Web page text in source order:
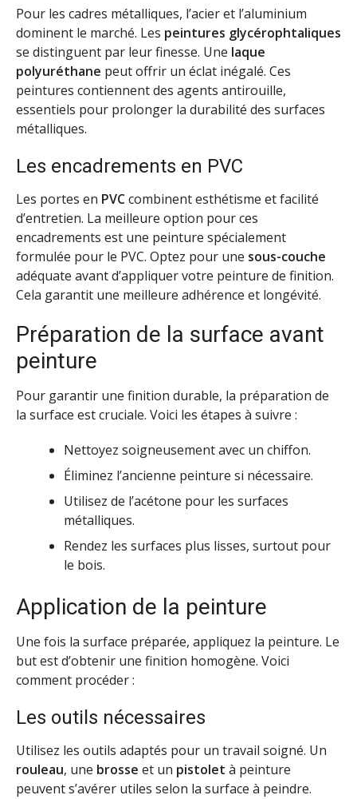
Pour les cadres métalliques, l’acier et l’aluminium
dominent le marché. Les peintures glycérophtaliques
se distinguent par leur finesse. Une laque
polyuréthane peut offrir un éclat inégalé. Ces
peintures contiennent des agents antirouille,
essentiels pour prolonger la durabilité des surfaces
métalliques.
Les encadrements en PVC
Les portes en PVCcombinent esthétisme et facilité
d’entretien. La meilleure option pour ces
encadrements est une peinture spécialement
formulée pour le PVC. Optez pour une sous-couche
adéquate avant d’appliquer votre peinture de finition.
Cela garantit une meilleure adhérence et longévité.
Préparation de la surface avant
peinture
Pour garantir une finition durable, la préparation de
la surface est cruciale. Voici les étapes à suivre :
Nettoyez soigneusement avec un chiffon.
Éliminez l’ancienne peinture si nécessaire.
Utilisez de l’acétone pour les surfaces
métalliques.
Rendez les surfaces plus lisses, surtout pour
le bois.
Application de la peinture
Une fois la surface préparée, appliquez la peinture. Le
but est d’obtenir une finition homogène. Voici
comment procéder :
Les outils nécessaires
Utilisez les outils adaptés pour un travail soigné. Un
rouleau, une brosse et un pistolet à peinture
peuvent s’avérer utiles selon la surface à peindre.